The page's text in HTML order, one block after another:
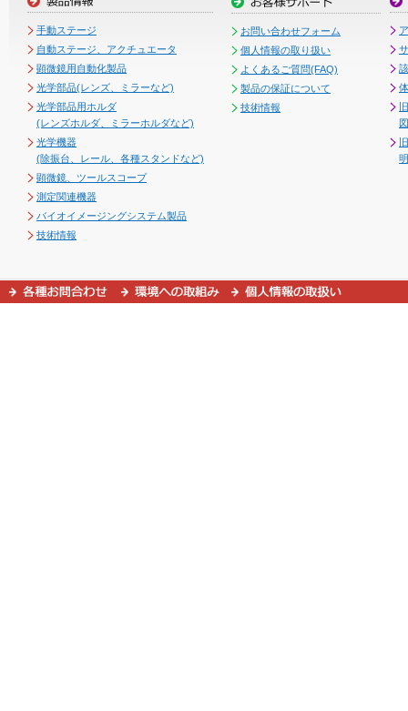
手動ステージ
自動ステージ、アクチュエータ
顕微鏡用自動化製品
光学部品(レンズ、ミラーなど)
光学部品用ホルダ
(レンズホルダ、ミラーホルダなど)
光学機器
(除振台、レール、各種スタンドなど)
顕微鏡、ツールスコープ
測定関連機器
バイオイメージングシステム製品
技術情報
お問い合わせフォーム
個人情報の取り扱い
よくあるご質問(FAQ)
製品の保証について
技術情報